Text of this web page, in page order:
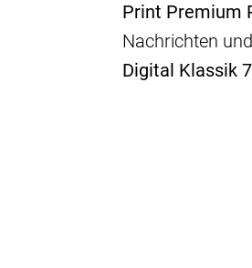
Print Premium
Nachrichten
Digital Klassik